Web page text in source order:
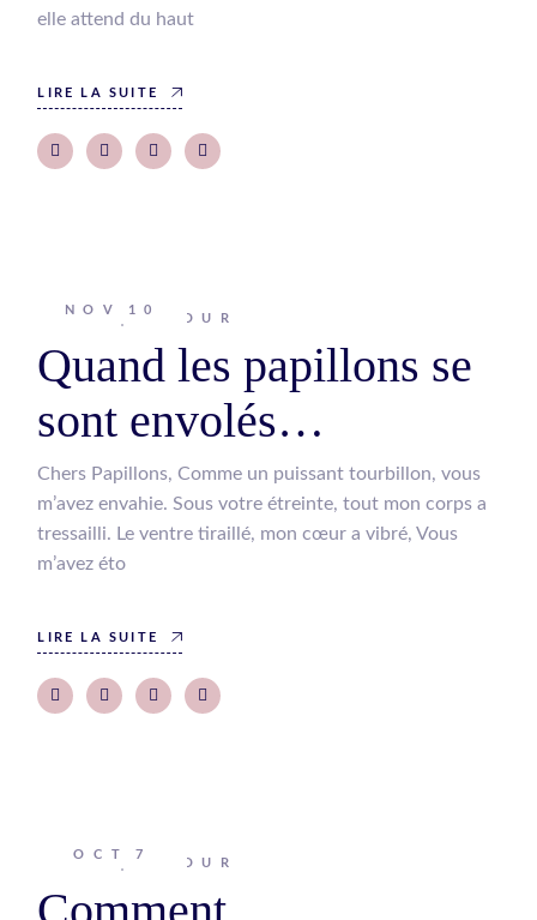
elle attend du haut
LIRE LA SUITE
NOV 10
Johanna AMOUR
Quand les papillons se
sont envolés…
Chers Papillons, Comme un puissant tourbillon, vous
m’avez envahie. Sous votre étreinte, tout mon corps a
tressailli. Le ventre tiraillé, mon cœur a vibré, Vous
m’avez éto
LIRE LA SUITE
OCT 7
Johanna AMOUR